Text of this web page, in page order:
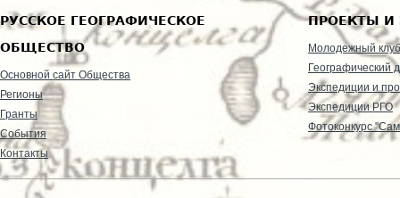
РУССКОЕ ГЕОГРАФИЧЕСКОЕ
ОБЩЕСТВО
Основной сайт Общества
Регионы
Гранты
События
Контакты
ПРОЕКТЫ И
Молодежный клуб
Географический
Экспедиции и
Экспедиции РГО
Фотоконкурс